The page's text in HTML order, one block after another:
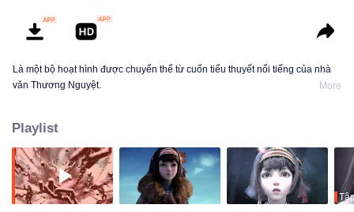
Là một bộ hoạt hình được chuyển thể từ cuốn tiểu thuyết nổi tiếng của nhà
văn Thương Nguyệt.
More
Playlist